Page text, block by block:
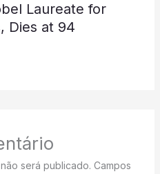
Laureate for
Dies at 94
será publicado. Campos